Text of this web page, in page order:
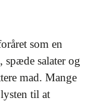
som en
spæde salater og
mad. Mange
til at